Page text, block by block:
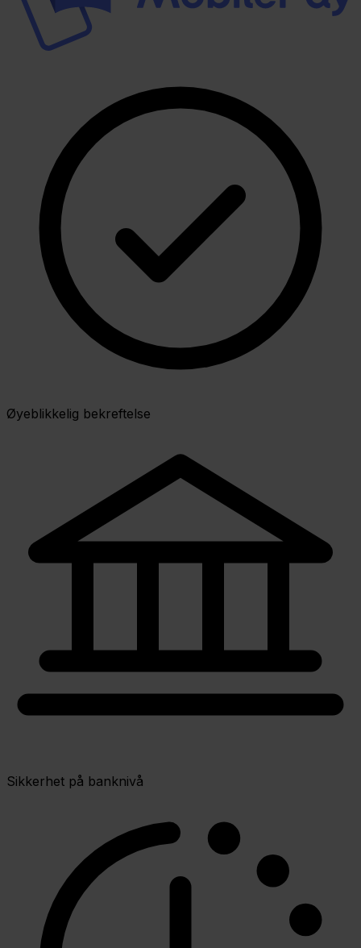
Øyeblikkelig bekreftelse
Sikkerhet på banknivå